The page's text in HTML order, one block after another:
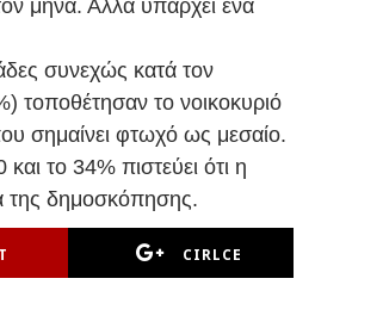
μήνα. Αλλά υπάρχει ένα
συνεχώς κατά τον
τοποθέτησαν το νοικοκυριό
σημαίνει φτωχό ως μεσαίο.
το 34% πιστεύει ότι η
της δημοσκόπησης.
CIRLCE